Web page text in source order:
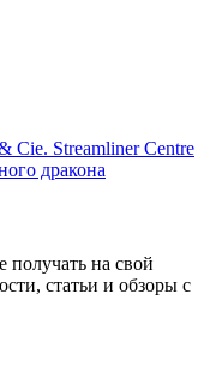
Cie. Streamliner Centre
дракона
получать на свой
статьи и обзоры с